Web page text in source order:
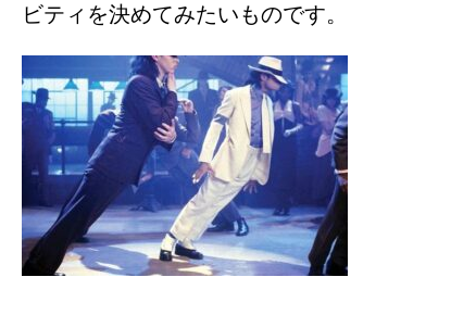
ビティを決めてみたいものです。